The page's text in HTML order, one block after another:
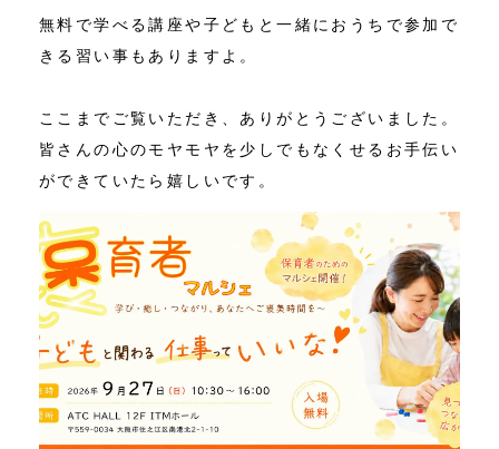
無料で学べる講座や子どもと一緒におうちで参加で
きる習い事もありますよ。
ここまでご覧いただき、ありがとうございました。
皆さんの心のモヤモヤを少しでもなくせるお手伝い
ができていたら嬉しいです。